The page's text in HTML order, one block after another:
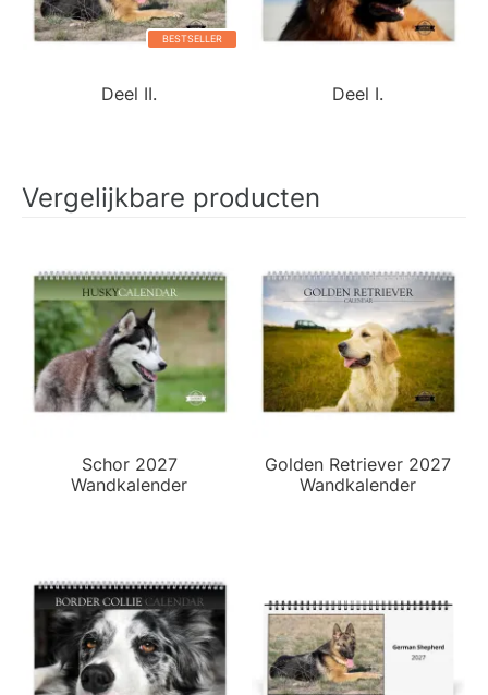
BESTSELLER
Deel II. Deel I.
Vergelijkbare producten
Schor 2027
Wandkalender
Golden Retriever 2027
Wandkalender